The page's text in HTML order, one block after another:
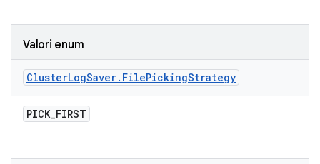
Valori enum
ClusterLogSaver. FilePickingStrategy
PICK_FIRST